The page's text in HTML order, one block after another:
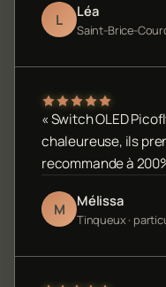
L Léa
Saint-Brice-
« Switch OLED
chaleureuse, ils
recommande à
M Mélissa
Tinqueux ·